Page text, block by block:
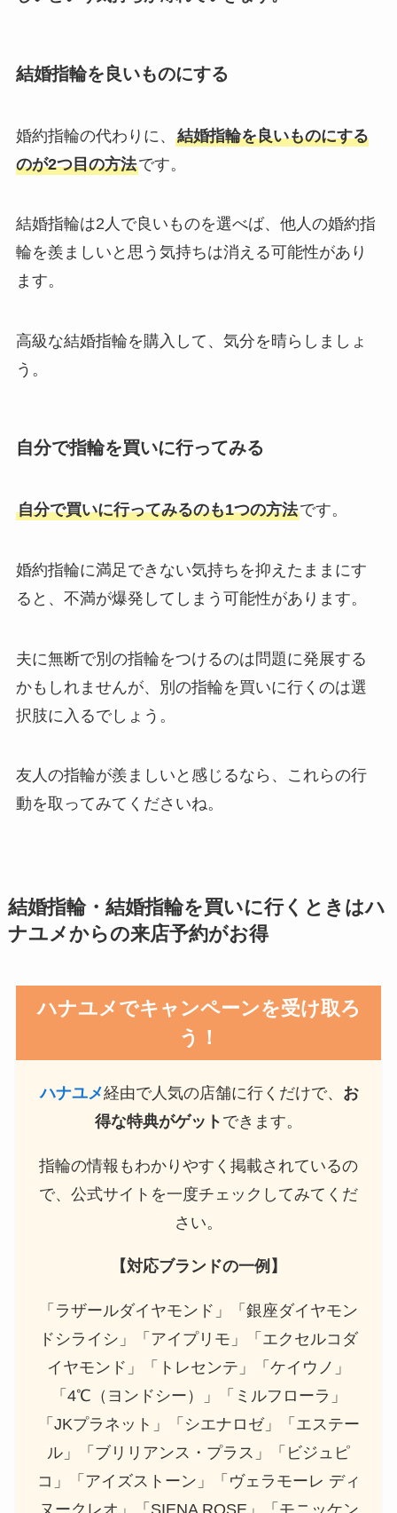
結婚指輪を良いものにする
婚約指輪の代わりに、 結婚指輪を良いものにする
のが2つ目の方法です。
結婚指輪は2人で良いものを選べば、他人の婚約指
輪を羨ましいと思う気持ちは消える可能性があり
ます。
高級な結婚指輪を購入して、気分を晴らしましょ
う。
自分で指輪を買いに行ってみる
自分で買いに行ってみるのも1つの方法です。
婚約指輪に満足できない気持ちを抑えたままにす
ると、不満が爆発してしまう可能性があります。
夫に無断で別の指輪をつけるのは問題に発展する
かもしれませんが、別の指輪を買いに行くのは選
択肢に入るでしょう。
友人の指輪が羨ましいと感じるなら、これらの行
動を取ってみてくださいね。
結婚指輪・結婚指輪を買いに行くときはハ
ナユメからの来店予約がお得
ハナユメでキャンペーンを受け取ろ
う！
ハナユメ経由で人気の店舗に行くだけで、 お
得な特典がゲット できます。
指輪の情報もわかりやすく掲載されているの
で、公式サイトを一度チェックしてみてくだ
さい。
【対応ブランドの一例】
「ラザールダイヤモンド」「銀座ダイヤモン
ドシライシ」「アイプリモ」「エクセルコダ
イヤモンド」「トレセンテ」「ケイウノ」
「4℃（ヨンドシー）」「ミルフローラ」
「JKプラネット」「シエナロゼ」「エステー
ル」「ブリリアンス・プラス」「ビジュピ
コ」「アイズストーン」「ヴェラモーレ ディ